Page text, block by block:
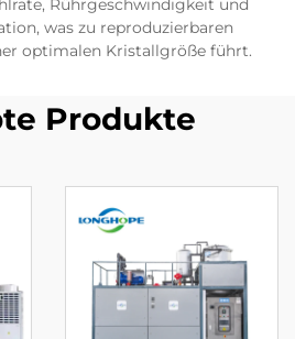
Rührgeschwindigkeit und
was zu reproduzierbaren
optimalen Kristallgröße führt.
Produkte